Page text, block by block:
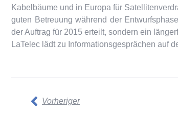
Kabelbäume und in Europa für
guten Betreuung während der
der Auftrag für 2015 erteilt, sondern ein
LaTelec lädt zu Informationsgesprächen auf
Vorheriger